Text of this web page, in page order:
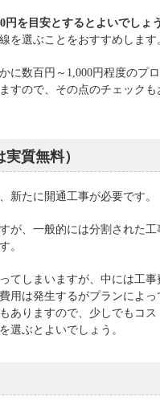
円を目安とするとよいでしょ
を選ぶことをおすすめします
に数百円～1,000円程度のプ
すので、その点のチェックも
質無料）
新たに開通工事が必要です。
が、一般的には分割された工
。
てしまいますが、中には工事
用は発生するがプランによっ
ありますので、少しでもコス
選ぶとよいでしょう。